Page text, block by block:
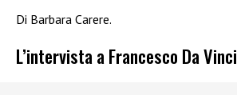
Di Barbara Carere.
L’intervista a Francesco Da Vinci